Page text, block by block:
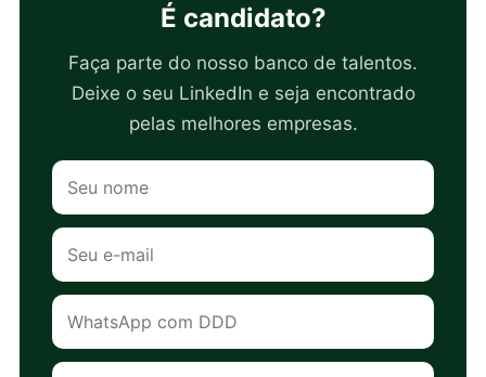
É candidato?
Faça parte do nosso banco de talentos.
Deixe o seu LinkedIn e seja encontrado
pelas melhores empresas.